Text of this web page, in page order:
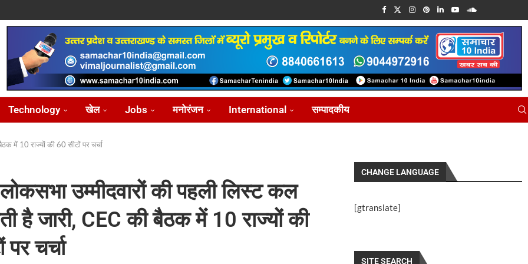
Technology खेल Jobs मनोरंजन International सम्पादकीय
में 10 राज्यों की 60 सीटों पर चर्चा
उम्मीदवारों की पहली लिस्ट कल
है जारी, CEC की बैठक में 10 राज्यों की
चर्चा
CHANGE LANGUAGE
[gtranslate]
SITE SEARCH